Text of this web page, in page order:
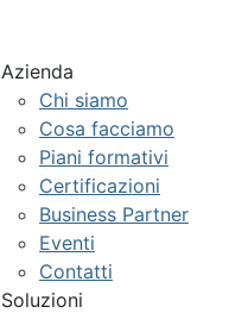
Azienda
Chi siamo
Cosa facciamo
Piani formativi
Certificazioni
Business Partner
Eventi
Contatti
Soluzioni